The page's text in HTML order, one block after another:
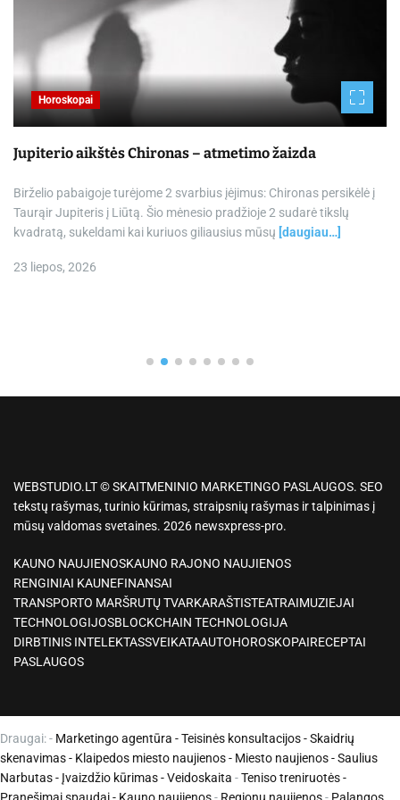
Horoskopai
Jupiterio aikštės Chironas – atmetimo žaizda
Birželio pabaigoje turėjome 2 svarbius įėjimus: Chironas persikėlė į
Taurąir Jupiteris į Liūtą. Šio mėnesio pradžioje 2 sudarė tikslų
kvadratą, sukeldami kai kuriuos giliausius mūsų [daugiau…]
23 liepos, 2026
WEBSTUDIO.LT © SKAITMENINIO MARKETINGO PASLAUGOS. SEO
tekstų rašymas, turinio kūrimas, straipsnių rašymas ir talpinimas į
mūsų valdomas svetaines. 2026 newsxpress-pro.
KAUNO NAUJIENOSKAUNO RAJONO NAUJIENOS
RENGINIAI KAUNEFINANSAI
TRANSPORTO MARŠRUTŲ TVARKARAŠTISTEATRAIMUZIEJAI
TECHNOLOGIJOSBLOCKCHAIN TECHNOLOGIJA
DIRBTINIS INTELEKTASSVEIKATAAUTOHOROSKOPAIRECEPTAI
PASLAUGOS
Draugai: - Marketingo agentūra -Teisinės konsultacijos-Skaidrių
skenavimas- Klaipedos miesto naujienos- Miesto naujienos-Saulius
Narbutas- Įvaizdžio kūrimas-Veidoskaita -Teniso treniruotės-